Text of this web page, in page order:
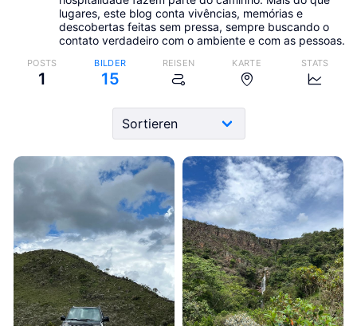
lugares, este blog conta vivências, memórias e
descobertas feitas sem pressa, sempre buscando o
contato verdadeiro com o ambiente e com as pessoas.
POSTS
1
BILDER
15
REISEN KARTE STATS